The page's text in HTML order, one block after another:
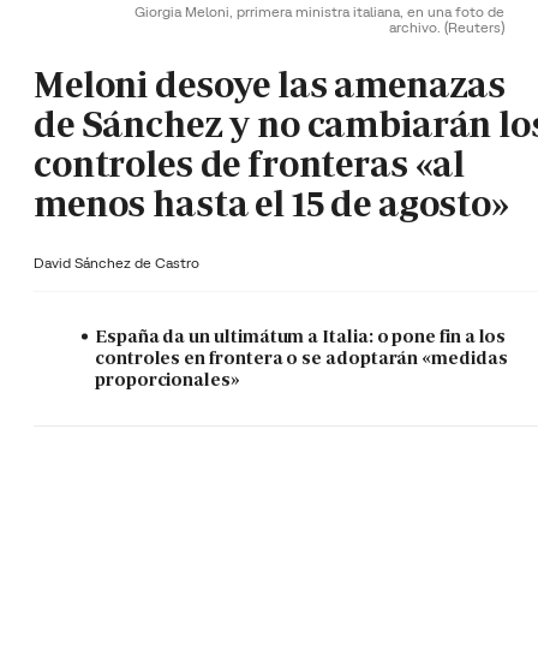
Giorgia Meloni, prrimera ministra italiana, en una foto de
archivo. (Reuters)
Meloni desoye las amenazas
de Sánchez y no cambiarán
controles de fronteras «al
menos hasta el 15 de agosto»
David Sánchez de Castro
España da un ultimátum a Italia: o pone fin a los
controles en frontera o se adoptarán «medidas
proporcionales»